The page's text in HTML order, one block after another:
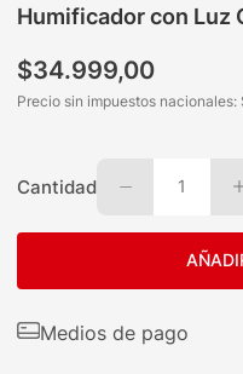
Humificador con Luz
$34.999,00
Precio sin impuestos nacionales:
Cantidad 1
Medios de pago